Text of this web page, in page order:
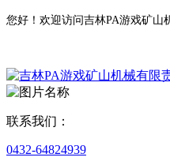
您好！欢迎访问吉林PA游戏矿山
联系我们：
0432-64824939